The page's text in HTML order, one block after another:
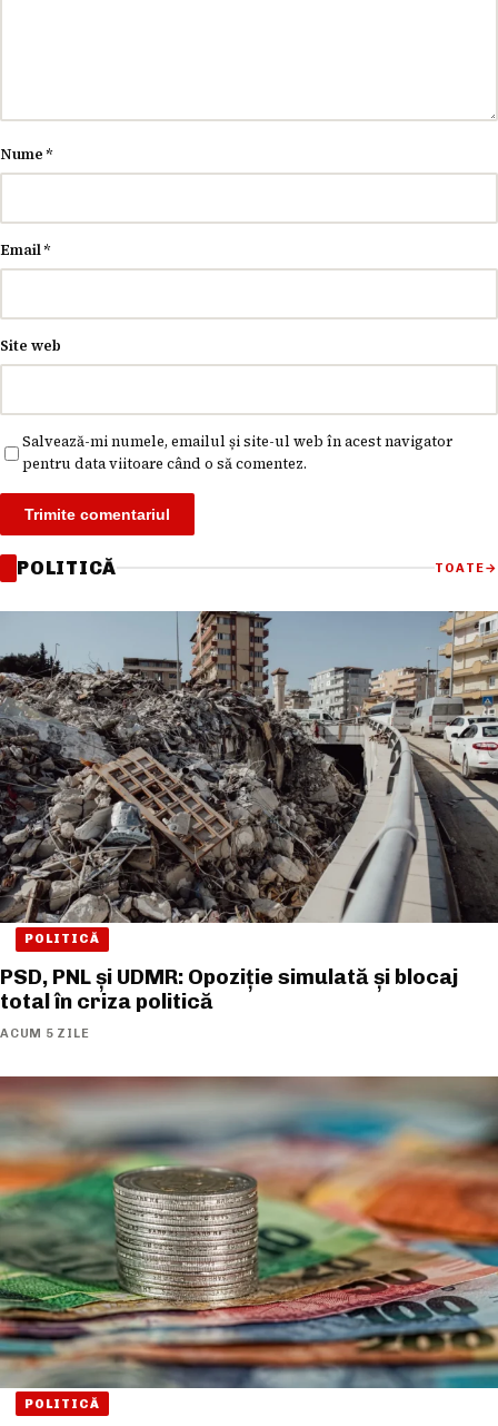
Nume*
Email*
Site web
Salvează-mi numele, emailul și site-ul web în acest navigator
pentru data viitoare când o să comentez.
POLITICĂ TOATE→
POLITICĂ
PSD, PNL și UDMR: Opoziție simulată și blocaj
total în criza politică
ACUM 5 ZILE
POLITICĂ